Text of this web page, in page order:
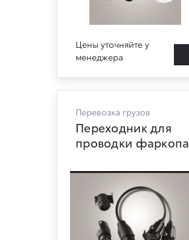
Цены уточняйте у
менеджера
Перевозка грузов
Переходник для
проводки фаркопа